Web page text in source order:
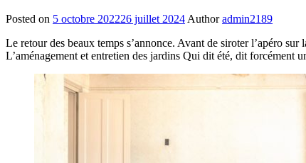
Posted on 5 octobre 202226 juillet 2024 Author admin2189
Le retour des beaux temps s’annonce. Avant de siroter l’apéro
L’aménagement et entretien des jardins Qui dit été, dit